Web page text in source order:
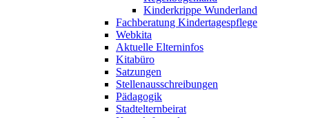
Kinderkrippe Wunderland
Fachberatung Kindertagespflege
Webkita
Aktuelle Elterninfos
Kitabüro
Satzungen
Stellenausschreibungen
Pädagogik
Stadtelternbeirat